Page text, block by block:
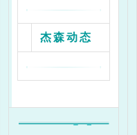
杰森动态